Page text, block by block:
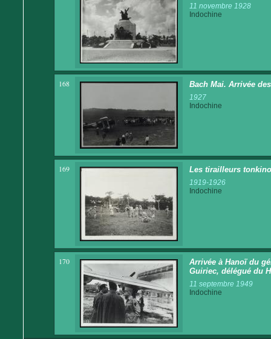
11 novembre 1928
Indochine
168 Bach Mai. Arrivée
1927
Indochine
169 Les tirailleurs
1919-1926
Indochine
170
Arrivée à Hanoï du
Guiriec, délégué du
11 septembre 1949
Indochine